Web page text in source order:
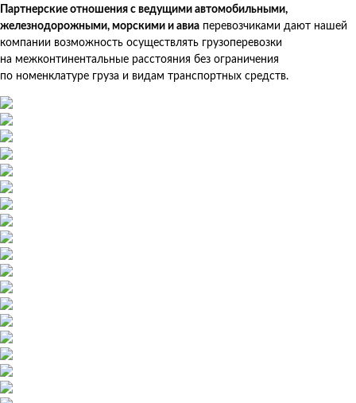
Партнерские отношения с ведущими автомобильными,
железнодорожными, морскими и авиа перевозчиками дают нашей
компании возможность осуществлять грузоперевозки
на межконтинентальные расстояния без ограничения
по номенклатуре груза и видам транспортных средств.